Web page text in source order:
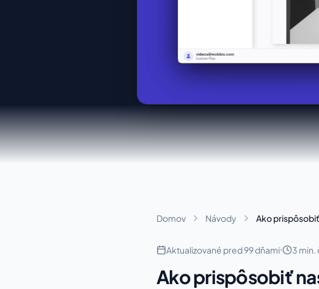
Domov Návody Ako
Aktualizované pred 99 dňami 3 min.
Ako prispôsobiť